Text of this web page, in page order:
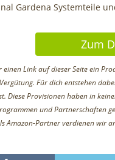
Gardena Systemteile
Zum
einen Link auf dieser Seite ein
Für dich entstehen
Diese Provisionen haben in
und Partnerschaften
Amazon-Partner verdienen wir